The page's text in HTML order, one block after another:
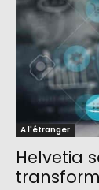
A l'étranger
Helvetia